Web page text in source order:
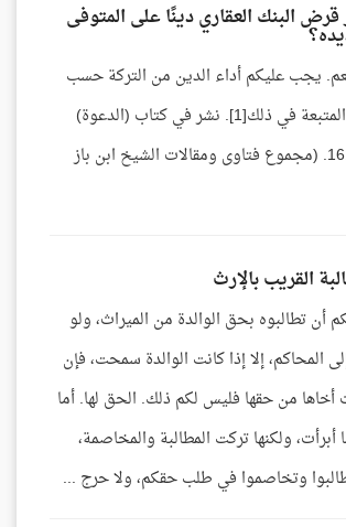
البنك العقاري دينًا على المتوفى
يجب عليكم أداء الدين من التركة حسب
التعليمات المتبعة في ذلك[1]. نشر في كتاب (الدعوة)
ج1، ص: 161. (مجموع فتاوى ومقالات الشيخ ابن باز
القريب بالإرث
أن تطالبوه بحق الوالدة من الميراث، ولو
المحاكم، إلا إذا كانت الوالدة سمحت، فإن
أخاها من حقها فليس لكم ذلك. الحق لها. أما
أبرأت، ولكنها تركت المطالبة والمخاصمة،
وتخاصموا في طلب حقكم، ولا حرج ...